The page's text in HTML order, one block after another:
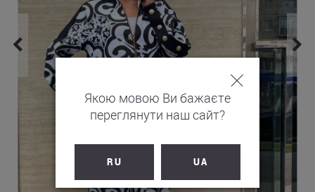
Якою мовою Ви бажаєте
переглянути наш сайт?
RU UA